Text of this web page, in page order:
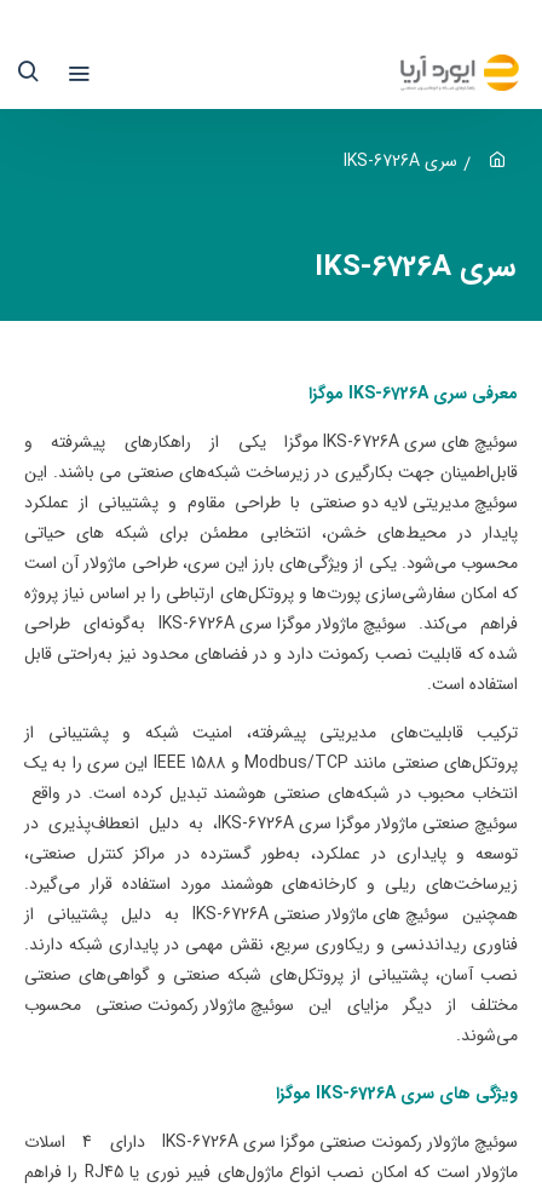
IKS-
6726A
موگزا
ایوردآریا
تنها
رسمی
موگزا
در
ایران
سری IKS-6726A
سری IKS-6726A
معرفی سری IKS-6726A موگزا
سوئیچ های سریIKS-6726Aموگزا یکی از راهکارهای پیشرفته و
قابل‌اطمینان جهت بکارگیری در زیرساخت شبکه‌های صنعتی می باشند. این
سوئیچ مدیریتی لایه دو صنعتی با طراحی مقاوم و پشتیبانی از عملکرد
پایدار در محیط‌های خشن، انتخابی مطمئن برای شبکه های حیاتی
محسوب می‌شود. یکی از ویژگی‌های بارز این سری، طراحی ماژولار آن است
که امکان سفارشی‌سازی پورت‌ها و پروتکل‌های ارتباطی را بر اساس نیاز پروژه
فراهم می‌کند. سوئیچ ماژولار موگزا سریIKS-6726A به‌گونه‌ای طراحی
شده که قابلیت نصب رکمونت دارد و در فضاهای محدود نیز به‌راحتی قابل
استفاده است.
ترکیب قابلیت‌های مدیریتی پیشرفته، امنیت شبکه و پشتیبانی از
پروتکل‌های صنعتی مانند Modbus/TCP و IEEE 1588 این سری را به یک
انتخاب محبوب در شبکه‌های صنعتی هوشمند تبدیل کرده است. در واقع
سوئیچ صنعتی ماژولار موگزا سریIKS-6726A، به دلیل انعطاف‌پذیری در
توسعه و پایداری در عملکرد، به‌طور گسترده در مراکز کنترل صنعتی،
زیرساخت‌های ریلی و کارخانه‌های هوشمند مورد استفاده قرار می‌گیرد.
همچنین سوئیچ های ماژولار صنعتی IKS-6726A به دلیل پشتیبانی از
فناوری ریداندنسی و ریکاوری سریع، نقش مهمی در پایداری شبکه دارند.
نصب آسان، پشتیبانی از پروتکل‌های شبکه صنعتی و گواهی‌های صنعتی
مختلف از دیگر مزایای این سوئیچ ماژولار رکمونت صنعتی محسوب
می‌شوند.
ویژگی های سریIKS-6726A موگزا
سوئیچ ماژولار رکمونت صنعتی موگزا سریIKS-6726A
دارای 4 اسلات
ماژولار است که امکان نصب انواع ماژول‌های فیبر نوری یاRJ45 را فراهم